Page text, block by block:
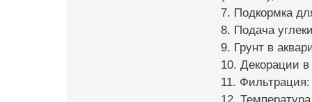
7. Подкормка
8. Подача
9. Грунт в
10. Декорации
11.